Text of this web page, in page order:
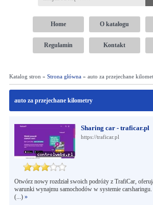
Home O katalogu
Regulamin Kontakt
Katalog stron » Strona główna» auto za przejechane
auto za przejechane kilometry
Sharing car - traficar.pl
https://traficar.pl
Otwórz nowy rozdział swoich podróży z TrafiCar,
warunki wynajmu samochodów w systemie
(...) »